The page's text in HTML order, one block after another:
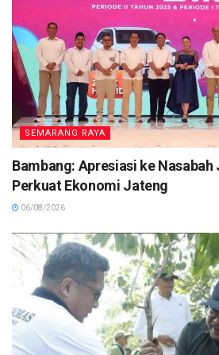
SEMARANG RAYA
Bambang: Apresiasi ke
Perkuat Ekonomi Jateng
06/08/2026